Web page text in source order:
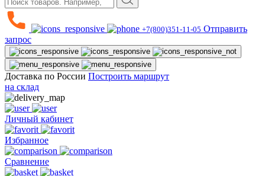
+7(800)351-11-05 Отправить
запрос
Доставка по России Построить маршрут
на склад
Личный кабинет
Избранное
Сравнение